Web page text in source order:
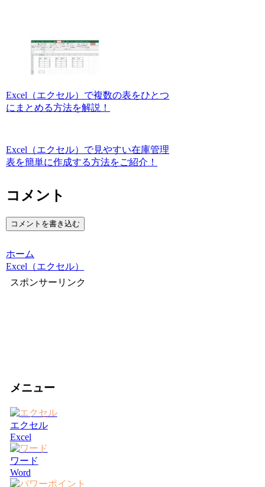
Excel（エクセル）で複数の表をひとつ
にまとめる方法を解説！
Excel（エクセル）で見やすい在庫管理
表を簡単に作成する方法をご紹介！
コメント
コメントを書き込む
ホーム
Excel（エクセル）
スポンサーリンク
メニュー
エクセル
Excel
ワード
Word